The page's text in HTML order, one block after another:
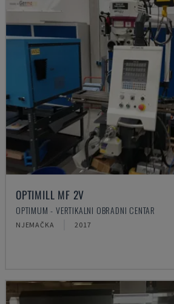
OPTIMILL MF 2V
OPTIMUM - VERTIKALNI OBRADNI CENTAR
NJEMAČKA 2017